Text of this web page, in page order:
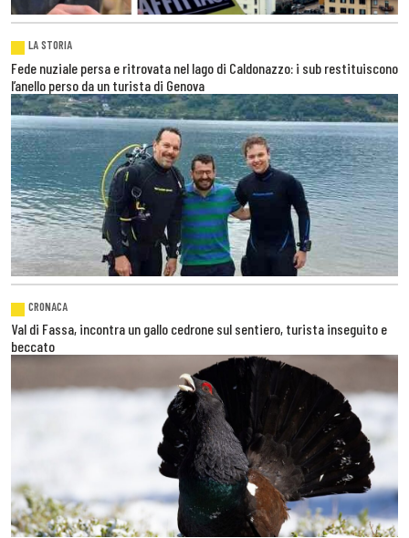
LA STORIA
Fede nuziale persa e ritrovata nel lago di Caldonazzo: i sub restituiscono
l’anello perso da un turista di Genova
CRONACA
Val di Fassa, incontra un gallo cedrone sul sentiero, turista inseguito e
beccato